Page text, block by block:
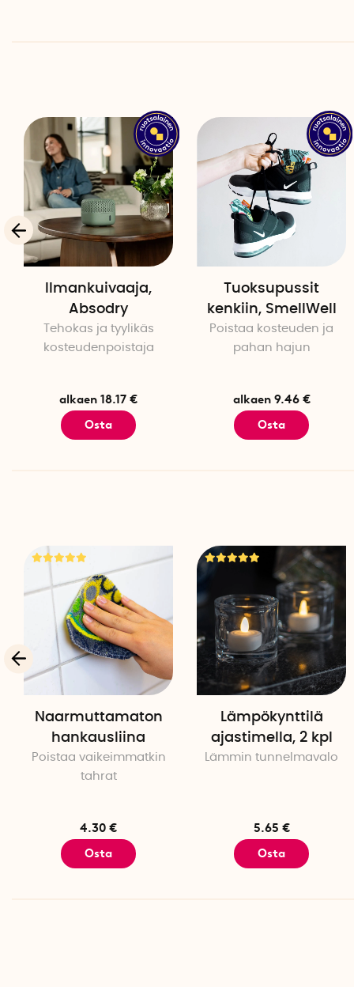
Ilmankuivaaja,
Absodry
Tehokas ja tyylikäs
kosteudenpoistaja
alkaen 18.17 €
Osta
Tuoksupussit
kenkiin, SmellWell
Poistaa kosteuden ja
pahan hajun
alkaen 9.46 €
Osta
Naarmuttamaton
hankausliina
Poistaa vaikeimmatkin
tahrat
4.30 €
Osta
Lämpökynttilä
ajastimella, 2 kpl
Lämmin tunnelmavalo
5.65 €
Osta